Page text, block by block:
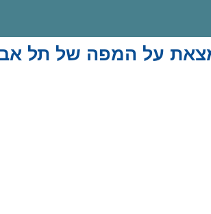
על המפה של תל